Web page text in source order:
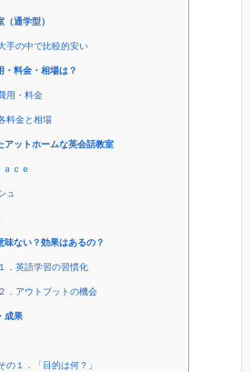
通学型）
手の中で比較的安い
・料金・相場は？
用・料金
料金と相場
アットホームな英会話教室
ｃｅ
ュ
ない？効果はあるの？
．英語学習の習慣化
．アウトプットの機会
成果
の１．「目的は何？」